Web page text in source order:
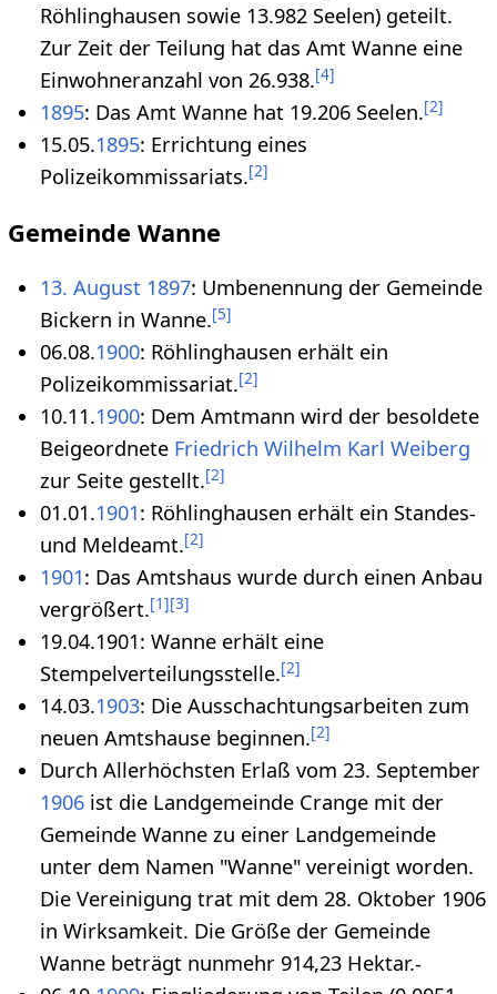
Röhlinghausen sowie 13.982 Seelen) geteilt.
Zur Zeit der Teilung hat das Amt Wanne eine
Einwohneranzahl von 26.938.[4]
1895: Das Amt Wanne hat 19.206 Seelen.[2]
15.05.1895: Errichtung eines
Polizeikommissariats.[2]
Gemeinde Wanne
13. August 1897: Umbenennung der Gemeinde
Bickern in Wanne.[5]
06.08.1900: Röhlinghausen erhält ein
Polizeikommissariat.[2]
10.11.1900: Dem Amtmann wird der besoldete
Beigeordnete Friedrich Wilhelm Karl Weiberg
zur Seite gestellt.[2]
01.01.1901: Röhlinghausen erhält ein Standes-
und Meldeamt.[2]
1901: Das Amtshaus wurde durch einen Anbau
vergrößert.[1][3]
19.04.1901: Wanne erhält eine
Stempelverteilungsstelle.[2]
14.03.1903: Die Ausschachtungsarbeiten zum
neuen Amtshause beginnen.[2]
Durch Allerhöchsten Erlaß vom 23. September
1906 ist die Landgemeinde Crange mit der
Gemeinde Wanne zu einer Landgemeinde
unter dem Namen "Wanne" vereinigt worden.
Die Vereinigung trat mit dem 28. Oktober 1906
in Wirksamkeit. Die Größe der Gemeinde
Wanne beträgt nunmehr 914,23 Hektar.-